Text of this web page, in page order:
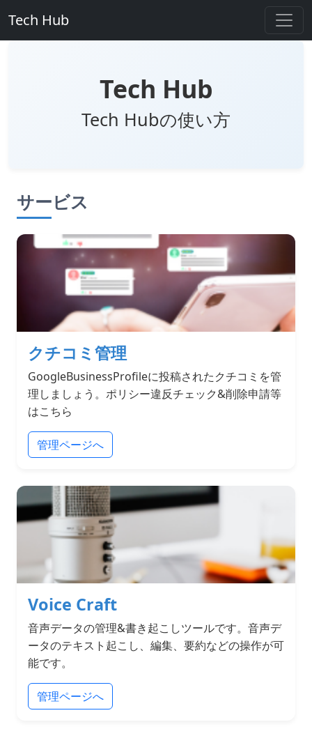
Tech Hub
Tech Hub
Tech Hubの使い方
サービス
クチコミ管理
GoogleBusinessProfileに投稿されたクチコミを管
理しましょう。ポリシー違反チェック&削除申請等
はこちら
管理ページへ
Voice Craft
音声データの管理&書き起こしツールです。音声デ
ータのテキスト起こし、編集、要約などの操作が可
能です。
管理ページへ